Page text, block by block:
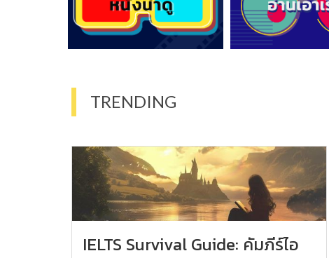
TRENDING
IELTS Survival Guide: คัมภีร์ไอ